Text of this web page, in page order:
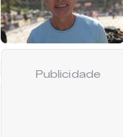
Publicidade